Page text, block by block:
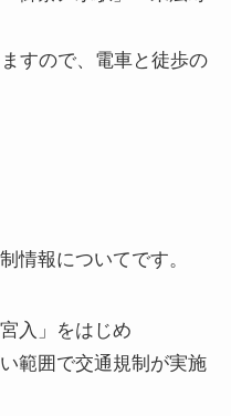
すので、電車と徒歩の
情報についてです。
入」をはじめ
範囲で交通規制が実施